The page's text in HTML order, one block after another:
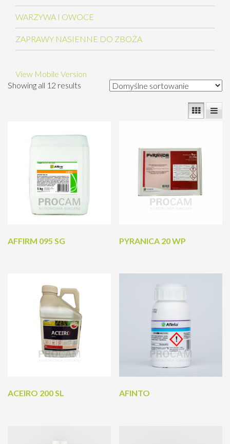
WARZYWA I OWOCE
ZAPRAWY NASIENNE DO ZBOŻA
View Mobile Version
Showing all 12 results
AFFIRM 095 SG PYRANICA 20 WP
ACEIRO 200 SL AFINTO